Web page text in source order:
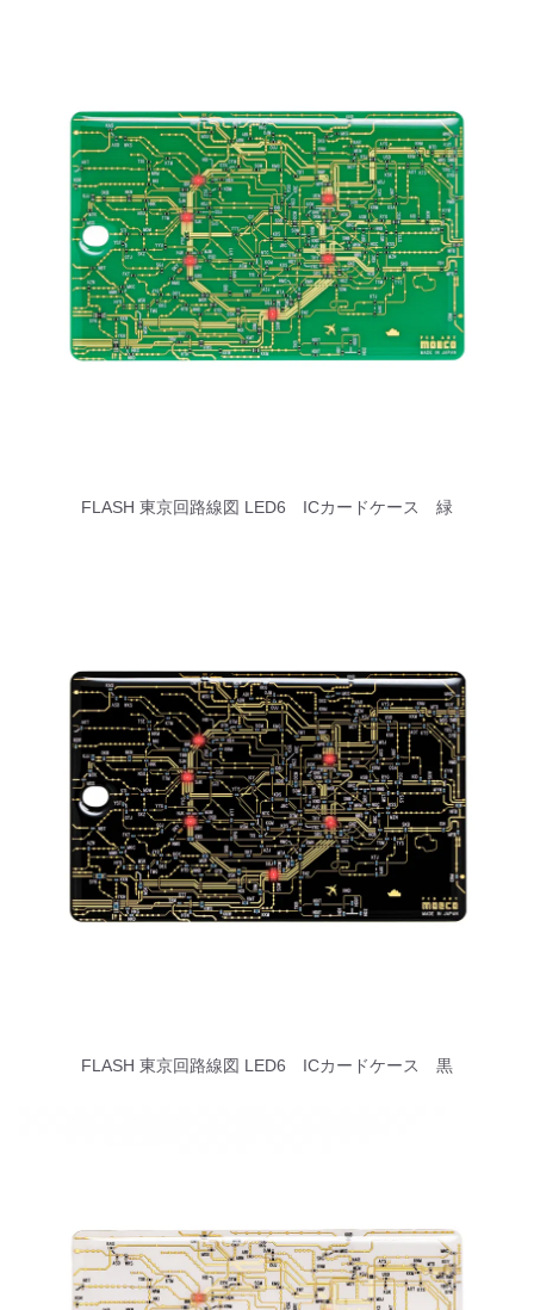
FLASH 東京回路線図 LED6 ICカードケース 緑
FLASH 東京回路線図 LED6 ICカードケース 黒